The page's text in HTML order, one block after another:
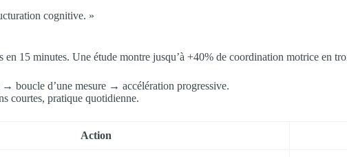
cognitive. »
15 minutes. Une étude montre jusqu’à +40% de coordination motrice en
boucle d’une mesure → accélération progressive.
courtes, pratique quotidienne.
Action